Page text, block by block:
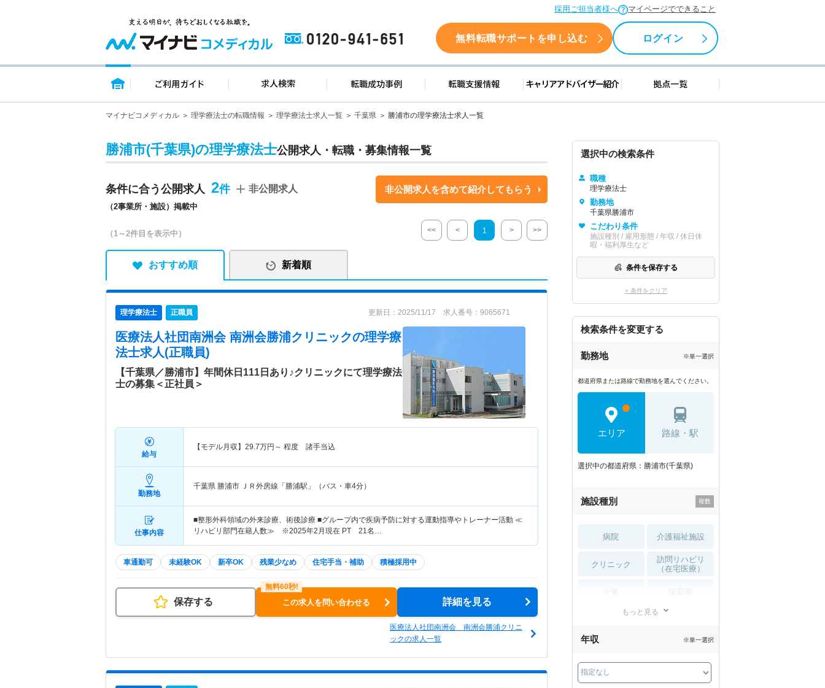
採用ご担当者様へ マイページでできること
0120-941-651 無料転職サポートを申し込む ログイン
トップページ ご利用ガイド 求人検索 転職成功事例 転職支援情報 キャリアアドバイザー紹介 拠点一覧
マイナビコメディカル 理学療法士の転職情報 理学療法士求人一覧 千葉県 勝浦市の理学療法士求人一覧
勝浦市(千葉県)の理学療法士公開求人・転職・募集情報一覧
条件に合う公開求人 2
（2事業所・施設）掲載中
非公開求人 非公開求人を含めて紹介してもらう
（1～2件目を表示中） << < 1 > >>
おすすめ順 新着順
理学療法士 正職員 更新日：2025/11/17 求人番号：9065671
医療法人社団南洲会 南洲会勝浦クリニックの理学療
法士求人(正職員)
【千葉県／勝浦市】年間休日111日あり♪クリニックにて理学療法
士の募集＜正社員＞
給与
【モデル月収】 29.7万円～ 程度 諸手当込
勤務地
千葉県 勝浦市 ＪＲ外房線「勝浦駅」（バス・車4分）
仕事内容
■整形外科領域の外来診療、術後診療 ■グループ内で疾病予防に対する運動指導やトレーナー活動 ≪
リハビリ部門在籍人数≫ ※2025年2月現在 PT 21名…
車通勤可 未経験OK 新卒OK 残業少なめ 住宅手当・補助 積極採用中
保存する この求人を問い合わせる 詳細を見る
医療法人社団南洲会 南洲会勝浦クリニ
ックの求人一覧
選択中の検索条件
職種
理学療法士
勤務地
千葉県勝浦市
こだわり条件
施設種別 / 雇用形態 / 年収 / 休日休
暇・福利厚生など
条件を保存する
× 条件をクリア
検索条件を変更する
勤務地 ※単一選択
都道府県または路線で勤務地を選んでください。
エリア 路線・駅
選択中の都道府県：勝浦市(千葉県)
施設種別
病院 介護福祉施設
クリニック
訪問リハビリ
（在宅医療）
薬局・
もっと見る
年収 ※単一選択